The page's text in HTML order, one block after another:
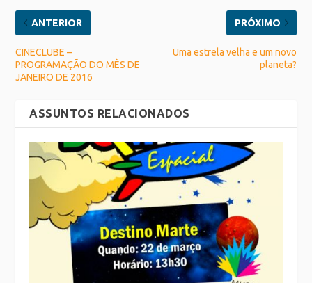
ANTERIOR
CINECLUBE –
PROGRAMAÇÃO DO MÊS DE
JANEIRO DE 2016
PRÓXIMO
Uma estrela velha e um novo
planeta?
ASSUNTOS RELACIONADOS